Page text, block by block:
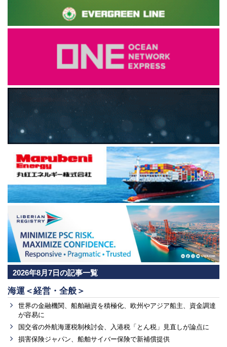
2026年8月7日の記事一覧
海運＜経営・全般＞
世界の金融機関、船舶融資を積極化、欧州やアジア船主、資金調達
が容易に
国交省の外航海運税制検討会、入港税「とん税」見直しが論点に
損害保険ジャパン、船舶サイバー保険で新補償提供